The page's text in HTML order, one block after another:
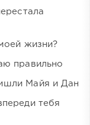
жизни?
правильно
Майя и Дан
тебя